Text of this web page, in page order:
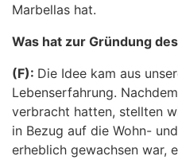
Marbellas hat.
Was hat zur Gründung
(F): Die Idee kam aus
Lebenserfahrung.
verbracht hatten, stellten
in Bezug auf die Wohn-
erheblich gewachsen war,